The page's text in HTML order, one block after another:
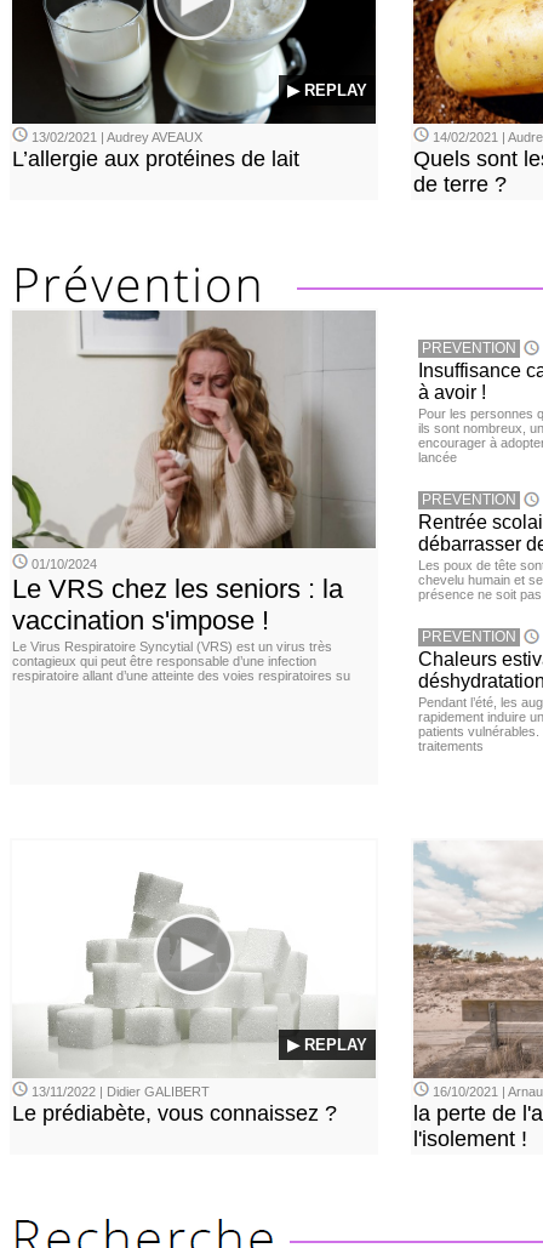
▶ REPLAY
13/02/2021 | Audrey AVEAUX
L’allergie aux protéines de lait
14/02/2021 |
Quels sont
de terre ?
01/10/2024
Le VRS chez les seniors : la
vaccination s'impose !
Le Virus Respiratoire Syncytial (VRS) est un virus très
contagieux qui peut être responsable d’une infection
respiratoire allant d’une atteinte des voies respiratoires su
PREVENTION
Insuffisance
à avoir !
Pour les personnes
ils sont nombreux,
encourager à
lancée
PREVENTION
Rentrée
débarrasser
Les poux de tête
chevelu humain et
présence ne soit
PREVENTION
Chaleurs
Pendant l’été, les
rapidement induire
patients
traitements
▶ REPLAY
13/11/2022 | Didier GALIBERT
Le prédiabète, vous connaissez ?
16/10/2021 |
la perte de
l'isolement !